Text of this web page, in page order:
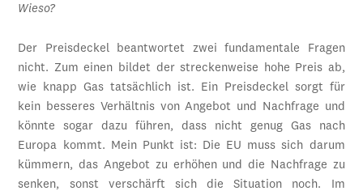
Wieso?
Der Preisdeckel beantwortet zwei fundamentale Fragen
nicht. Zum einen bildet der streckenweise hohe Preis ab,
wie knapp Gas tatsächlich ist. Ein Preisdeckel sorgt für
kein besseres Verhältnis von Angebot und Nachfrage und
könnte sogar dazu führen, dass nicht genug Gas nach
Europa kommt. Mein Punkt ist: Die EU muss sich darum
kümmern, das Angebot zu erhöhen und die Nachfrage zu
senken, sonst verschärft sich die Situation noch. Im